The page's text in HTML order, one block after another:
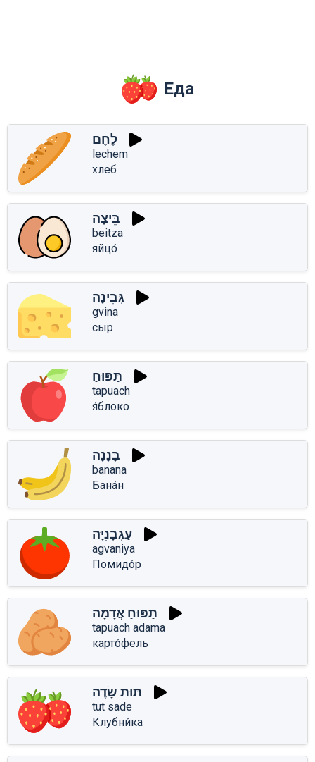
Еда
לֶחֶם
lechem
хлеб
בֵּיצָה
beitza
яйцо́
גְּבִינָה
gvina
сыр
תַּפּוּחַ
tapuach
я́блоко
בָּנָנָה
banana
Бана́н
עַגְבָנִיָּה
agvaniya
Помидо́р
תַּפּוּחַ אֲדָמָה
tapuach adama
карто́фель
תּוּת שָׂדֶה
tut sade
Клубни́ка